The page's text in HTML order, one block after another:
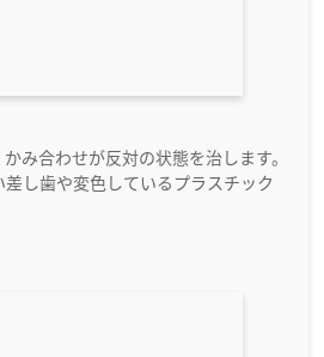
み合わせが反対の状態を治します。
差し歯や変色しているプラスチック